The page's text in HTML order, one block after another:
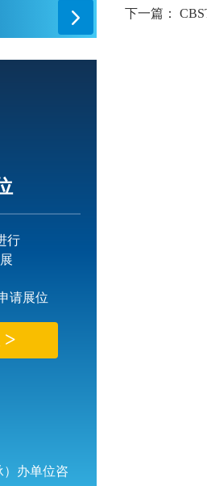
行
请展位
>
）办单位咨
下一篇：